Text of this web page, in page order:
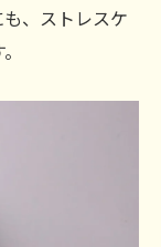
、ストレスケ